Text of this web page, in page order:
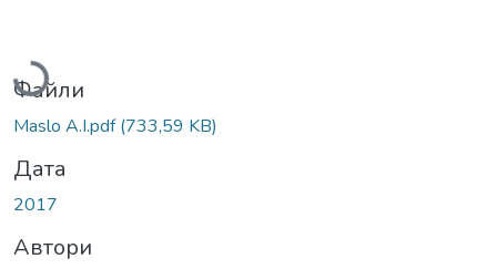
Вантажиться...
Файли
Maslo A.I.pdf(733,59 KB)
Дата
2017
Автори